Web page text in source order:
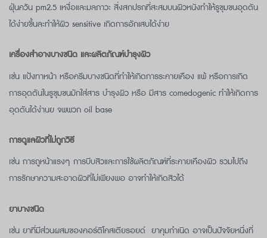
ฝุ่นควัน pm2.5 เหงื่อและมลภาวะ สิ่งสกปรกที่สะสมบนผิวหนังทำให้รูขุมขนอุดตัน
ได้ง่ายขึ้นละทำให้ผิว sensitive เกิดการอักเสบได้ง่าย
เครื่องสำอางบางชนิด และผลิตภัณฑ์บำรุงผิว
เช่น แป้งทาหน้า หรือครีมบางชนิดที่ทำให้เกิดการระคายเคือง แพ้ หรือการเกิด
การอุดตันในรูขุมขนมักใส่สาร บำรุงผิว หรือ มีสาร comedogenic ทำให้เกิดการ
อุดตันได้ง่านย จพพวก oil base
การดูแลผิวที่ไม่ถูกวิธี
เช่น การถูหน้าแรงๆ การบีบสิวและการใช้ผลิตภัณฑ์ที่ระคายเคืองผิว รวมไปถึง
การรักษาความสะอาดผิวที่ไม่เพียงพอ อาจทำให้เกิดสิวได้
ยาบางชนิด
เช่น ยาที่มีส่วนผสมของคอร์ติโคสเตียรอยด์ ยาคุมกำเนิด อาจเป็นปัจจัยหนึ่งที่